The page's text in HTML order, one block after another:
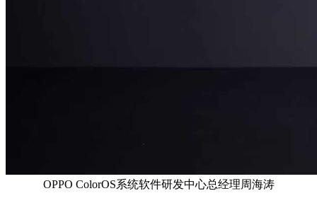
OPPO ColorOS系统软件研发中心总经理周海涛